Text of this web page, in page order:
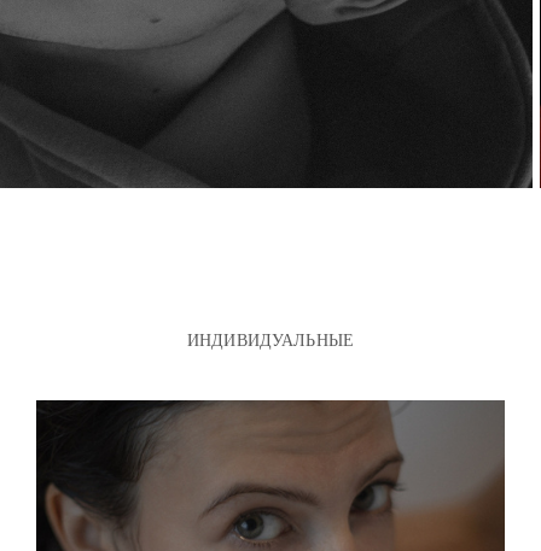
ИНДИВИДУАЛЬНЫЕ